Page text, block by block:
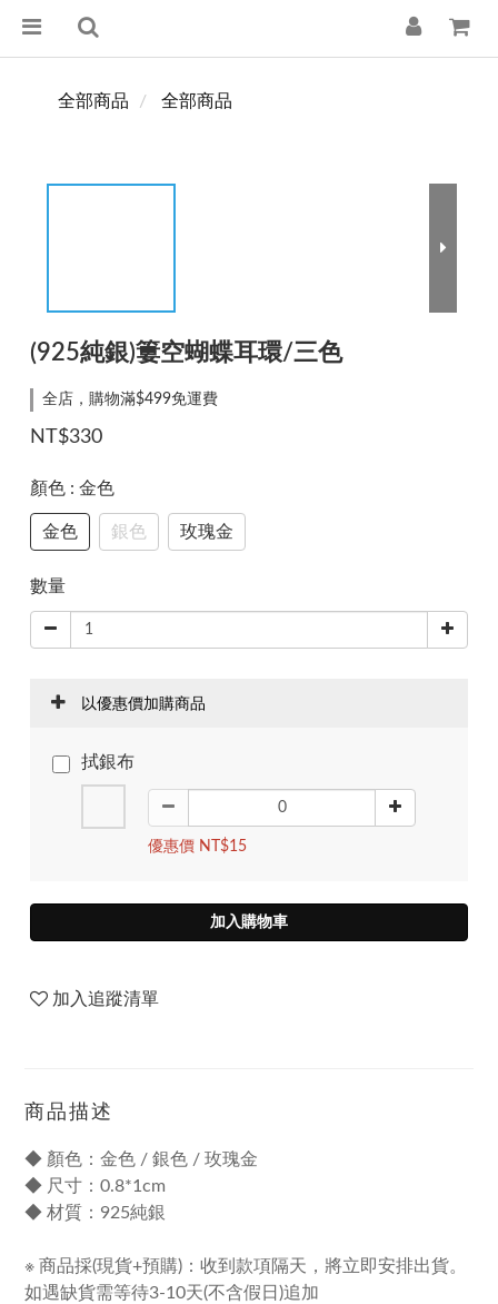
全部商品 全部商品
(925純銀)簍空蝴蝶耳環/三色
全店，購物滿$499免運費
NT$330
顏色 : 金色
金色 銀色 玫瑰金
數量
以優惠價加購商品
拭銀布
優惠價 NT$15
加入購物車
加入追蹤清單
商品描述
◆ 顏色：金色 / 銀色 / 玫瑰金
◆ 尺寸：0.8*1cm
◆ 材質：925純銀
※ 商品採(現貨+預購)：收到款項隔天，將立即安排出貨。
如遇缺貨需等待3-10天(不含假日)追加